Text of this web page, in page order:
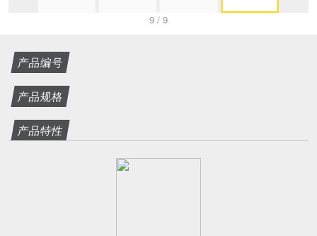
9 / 9
产品编号
产品规格
产品特性